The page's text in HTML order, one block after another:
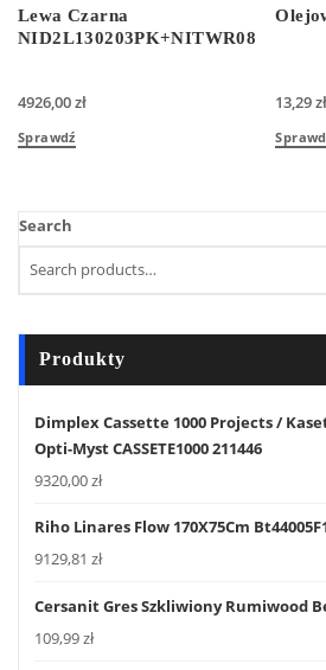
Lewa Czarna
NID2L130203PK+NITWR080203PK
4926,00zł
Sprawdź
13,29zł
Search
Produkty
Dimplex Cassette 1000 Projects /
Opti-Myst CASSETE1000 211446
9320,00zł
Riho Linares Flow 170X75Cm
9129,81 zł
Cersanit Gres Szkliwiony Rumiwood
109,99zł